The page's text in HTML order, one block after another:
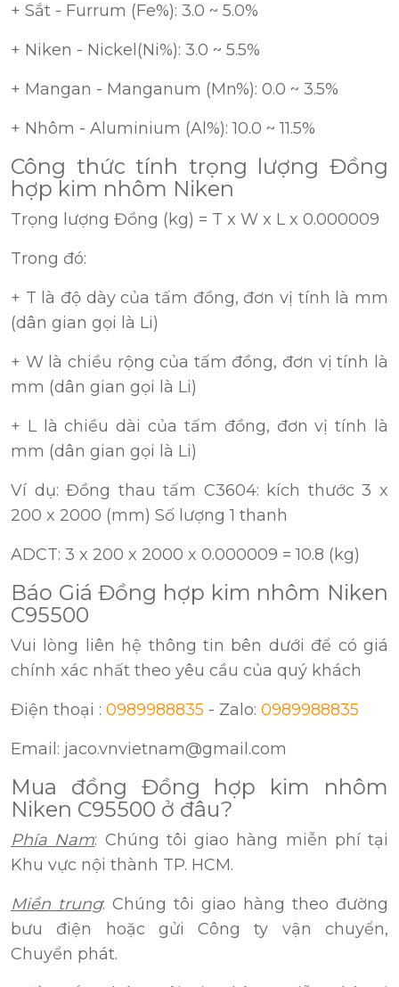
+ Sắt - Furrum (Fe%): 3.0 ~ 5.0%
+ Niken - Nickel(Ni%): 3.0 ~ 5.5%
+ Mangan - Manganum (Mn%): 0.0 ~ 3.5%
+ Nhôm - Aluminium (Al%): 10.0 ~ 11.5%
Công thức tính trọng lượng Đồng
hợp kim nhôm Niken
Trọng lượng Đồng (kg) = T x W x L x 0.000009
Trong đó:
+ T là độ dày của tấm đồng, đơn vị tính là mm
(dân gian gọi là Li)
+ W là chiều rộng của tấm đồng, đơn vị tính là
mm (dân gian gọi là Li)
+ L là chiều dài của tấm đồng, đơn vị tính là
mm (dân gian gọi là Li)
Ví dụ: Đồng thau tấm C3604: kích thước 3 x
200 x 2000 (mm) Số lượng 1 thanh
ADCT: 3 x 200 x 2000 x 0.000009 = 10.8 (kg)
Báo Giá Đồng hợp kim nhôm Niken
C95500
Vui lòng liên hệ thông tin bên dưới để có giá
chính xác nhất theo yêu cầu của quý khách
Điện thoại : 0989988835 - Zalo: 0989988835
Email: jaco.vnvietnam@gmail.com
Mua đồng Đồng hợp kim nhôm
Niken C95500 ở đâu?
Phía Nam: Chúng tôi giao hàng miễn phí tại
Khu vực nội thành TP. HCM.
Miền trung: Chúng tôi giao hàng theo đường
bưu điện hoặc gửi Công ty vận chuyển,
Chuyển phát.